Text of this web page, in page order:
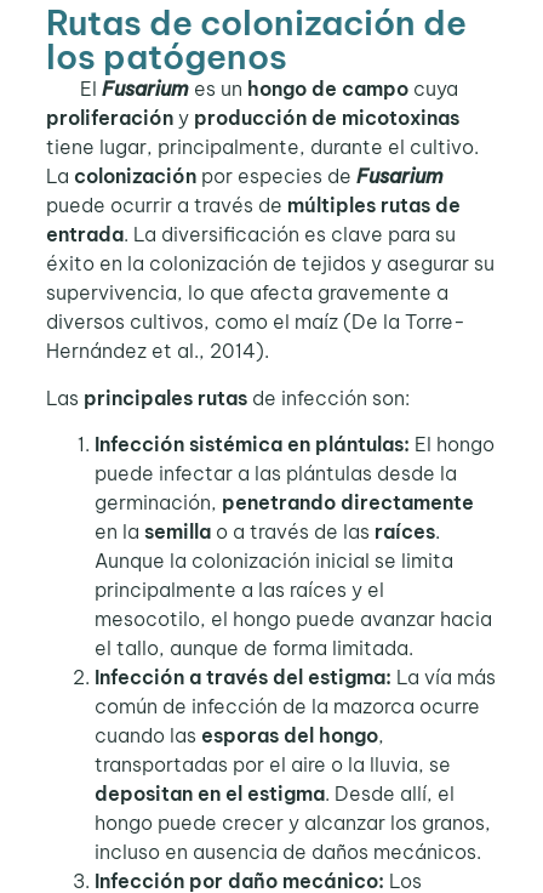
Rutas de colonización de
los patógenos
El Fusariumes un hongo de campocuya
proliferacióny producción de micotoxinas
tiene lugar, principalmente, durante el cultivo.
La colonizaciónpor especies de Fusarium
puede ocurrir a través de múltiples rutas de
entrada. La diversificación es clave para su
éxito en la colonización de tejidos y asegurar su
supervivencia, lo que afecta gravemente a
diversos cultivos, como el maíz (De la Torre-
Hernández et al., 2014).
Las principales rutasde infección son:
Infección sistémica en plántulas: El hongo
puede infectar a las plántulas desde la
germinación, penetrando directamente
en la semillao a través de las raíces.
Aunque la colonización inicial se limita
principalmente a las raíces y el
mesocotilo, el hongo puede avanzar hacia
el tallo, aunque de forma limitada.
Infección a través del estigma: La vía más
común de infección de la mazorca ocurre
cuando las esporas del hongo,
transportadas por el aire o la lluvia, se
depositan en el estigma. Desde allí, el
hongo puede crecer y alcanzar los granos,
incluso en ausencia de daños mecánicos.
Infección por daño mecánico: Los